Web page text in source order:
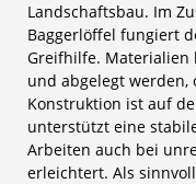
Landschaftsbau. Im
Baggerlöffel fungiert
Greifhilfe. Materialien
und abgelegt werden,
Konstruktion ist auf
unterstützt eine
Arbeiten auch bei
erleichtert. Als